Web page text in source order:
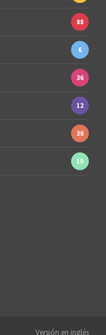
88
6
36
12
30
15
Versión en inglés